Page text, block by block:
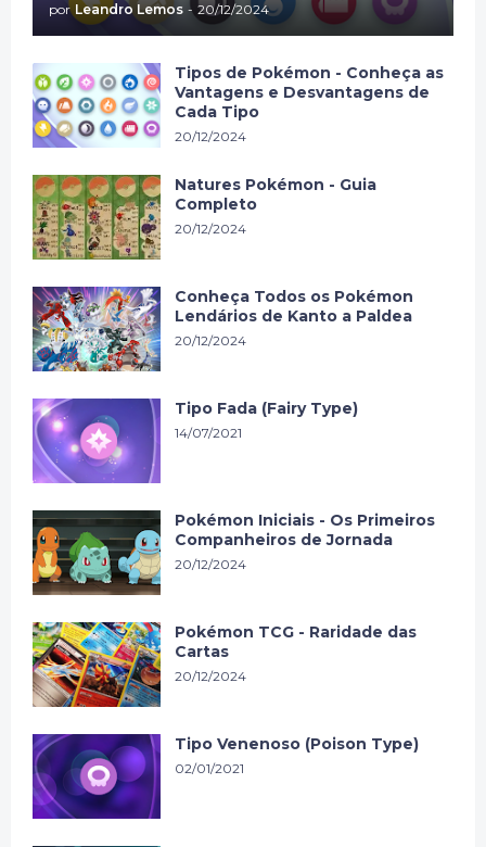
por Leandro Lemos - 20/12/2024
Tipos de Pokémon - Conheça as
Vantagens e Desvantagens de
Cada Tipo
20/12/2024
Natures Pokémon - Guia
Completo
20/12/2024
Conheça Todos os Pokémon
Lendários de Kanto a Paldea
20/12/2024
Tipo Fada (Fairy Type)
14/07/2021
Pokémon Iniciais - Os Primeiros
Companheiros de Jornada
20/12/2024
Pokémon TCG - Raridade das
Cartas
20/12/2024
Tipo Venenoso (Poison Type)
02/01/2021